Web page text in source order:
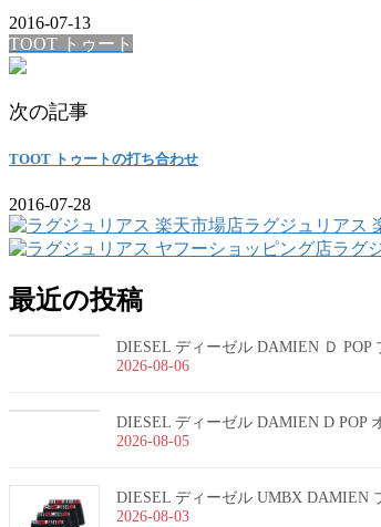
2016-07-13
TOOT トゥート
次の記事
TOOT トゥートの打ち合わせ
2016-07-28
ラグジュリアス
ラグ
最近の投稿
DIESEL ディーゼル DAMIEN Ｄ POP
2026-08-06
DIESEL ディーゼル DAMIEN D POP
2026-08-05
DIESEL ディーゼル UMBX DAMIEN
2026-08-03